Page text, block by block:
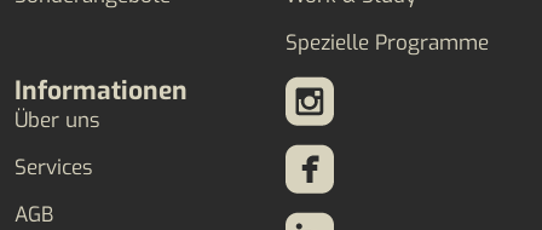
Spezielle Programme
Informationen
Über uns
Services
AGB